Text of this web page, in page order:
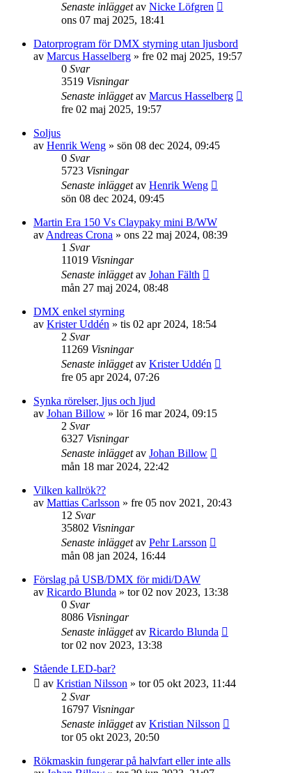
Senaste inläggetav Nicke Löfgren
ons 07 maj 2025, 18:41
Datorprogram för DMX styrning utan ljusbord
av Marcus Hasselberg » fre 02 maj 2025, 19:57
0 Svar
3519 Visningar
Senaste inläggetav Marcus Hasselberg
fre 02 maj 2025, 19:57
Soljus
av Henrik Weng » sön 08 dec 2024, 09:45
0 Svar
5723 Visningar
Senaste inläggetav Henrik Weng
sön 08 dec 2024, 09:45
Martin Era 150 Vs Claypaky mini B/WW
avAndreas Crona » ons 22 maj 2024, 08:39
1 Svar
11019 Visningar
Senaste inläggetav Johan Fälth
mån 27 maj 2024, 08:48
DMX enkel styrning
av Krister Uddén » tis 02 apr 2024, 18:54
2 Svar
11269 Visningar
Senaste inläggetav Krister Uddén
fre 05 apr 2024, 07:26
Synka rörelser, ljus och ljud
av Johan Billow » lör 16 mar 2024, 09:15
2 Svar
6327 Visningar
Senaste inläggetav Johan Billow
mån 18 mar 2024, 22:42
Vilken kallrök??
av Mattias Carlsson » fre 05 nov 2021, 20:43
12 Svar
35802 Visningar
Senaste inläggetav Pehr Larsson
mån 08 jan 2024, 16:44
Förslag på USB/DMX för midi/DAW
av Ricardo Blunda » tor 02 nov 2023, 13:38
0 Svar
8086 Visningar
Senaste inläggetav Ricardo Blunda
tor 02 nov 2023, 13:38
Stående LED-bar?
av Kristian Nilsson » tor 05 okt 2023, 11:44
2 Svar
16797 Visningar
Senaste inläggetav Kristian Nilsson
tor 05 okt 2023, 20:50
Rökmaskin fungerar på halvfart eller inte alls